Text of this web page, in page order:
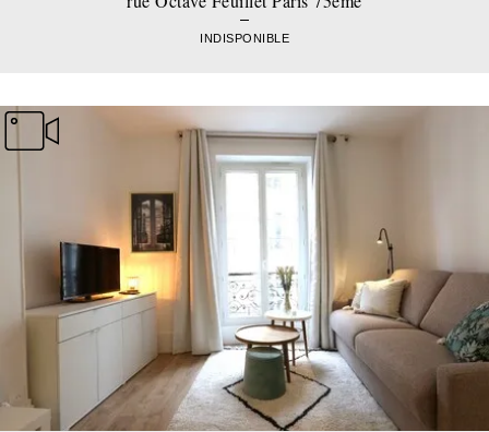
INDISPONIBLE